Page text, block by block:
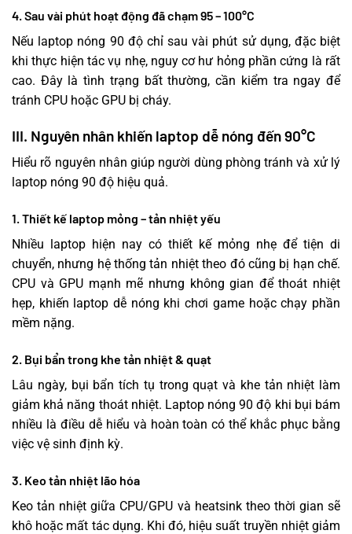
4. Sau vài phút hoạt động đã chạm 95 – 100°C
Nếu laptop nóng 90 độ chỉ sau vài phút sử dụng, đặc biệt
khi thực hiện tác vụ nhẹ, nguy cơ hư hỏng phần cứng là rất
cao. Đây là tình trạng bất thường, cần kiểm tra ngay để
tránh CPU hoặc GPU bị cháy.
III. Nguyên nhân khiến laptop dễ nóng đến 90°C
Hiểu rõ nguyên nhân giúp người dùng phòng tránh và xử lý
laptop nóng 90 độ hiệu quả.
1. Thiết kế laptop mỏng – tản nhiệt yếu
Nhiều laptop hiện nay có thiết kế mỏng nhẹ để tiện di
chuyển, nhưng hệ thống tản nhiệt theo đó cũng bị hạn chế.
CPU và GPU mạnh mẽ nhưng không gian để thoát nhiệt
hẹp, khiến laptop dễ nóng khi chơi game hoặc chạy phần
mềm nặng.
2. Bụi bẩn trong khe tản nhiệt & quạt
Lâu ngày, bụi bẩn tích tụ trong quạt và khe tản nhiệt làm
giảm khả năng thoát nhiệt. Laptop nóng 90 độ khi bụi bám
nhiều là điều dễ hiểu và hoàn toàn có thể khắc phục bằng
việc vệ sinh định kỳ.
3. Keo tản nhiệt lão hóa
Keo tản nhiệt giữa CPU/GPU và heatsink theo thời gian sẽ
khô hoặc mất tác dụng. Khi đó, hiệu suất truyền nhiệt giảm